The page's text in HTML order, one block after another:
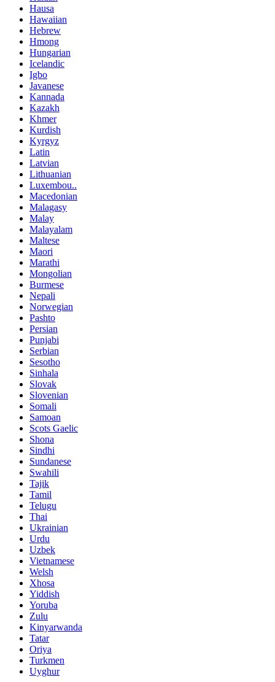
Hausa
Hawaiian
Hebrew
Hmong
Hungarian
Icelandic
Igbo
Javanese
Kannada
Kazakh
Khmer
Kurdish
Kyrgyz
Latin
Latvian
Lithuanian
Luxembou..
Macedonian
Malagasy
Malay
Malayalam
Maltese
Maori
Marathi
Mongolian
Burmese
Nepali
Norwegian
Pashto
Persian
Punjabi
Serbian
Sesotho
Sinhala
Slovak
Slovenian
Somali
Samoan
Scots Gaelic
Shona
Sindhi
Sundanese
Swahili
Tajik
Tamil
Telugu
Thai
Ukrainian
Urdu
Uzbek
Vietnamese
Welsh
Xhosa
Yiddish
Yoruba
Zulu
Kinyarwanda
Tatar
Oriya
Turkmen
Uyghur